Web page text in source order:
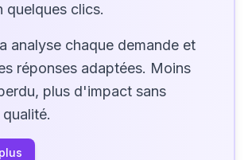
quelques clics.
analyse chaque demande et
réponses adaptées. Moins
plus d'impact sans